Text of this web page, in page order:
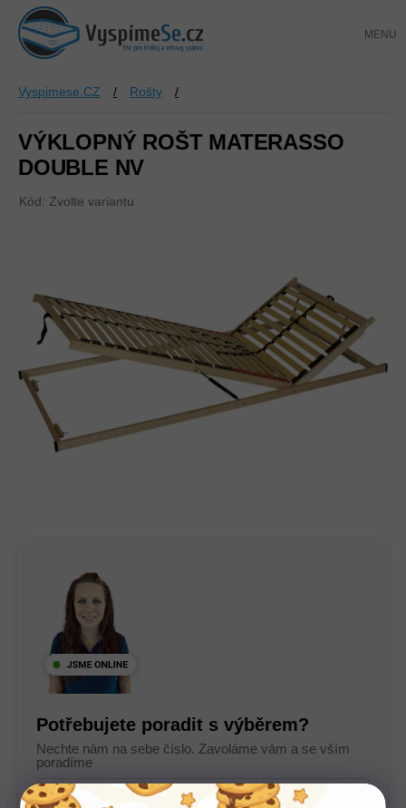
Přejít
obsah
KOŠÍK
Vyspimese.CZ / Rošty /
VÝKLOPNÝ ROŠT MATERASSO
DOUBLE NV
Kód: Zvolte variantu
Potřebujete poradit s výběrem?
Nechte nám na sebe číslo. Zavoláme vám a se vším
poradíme